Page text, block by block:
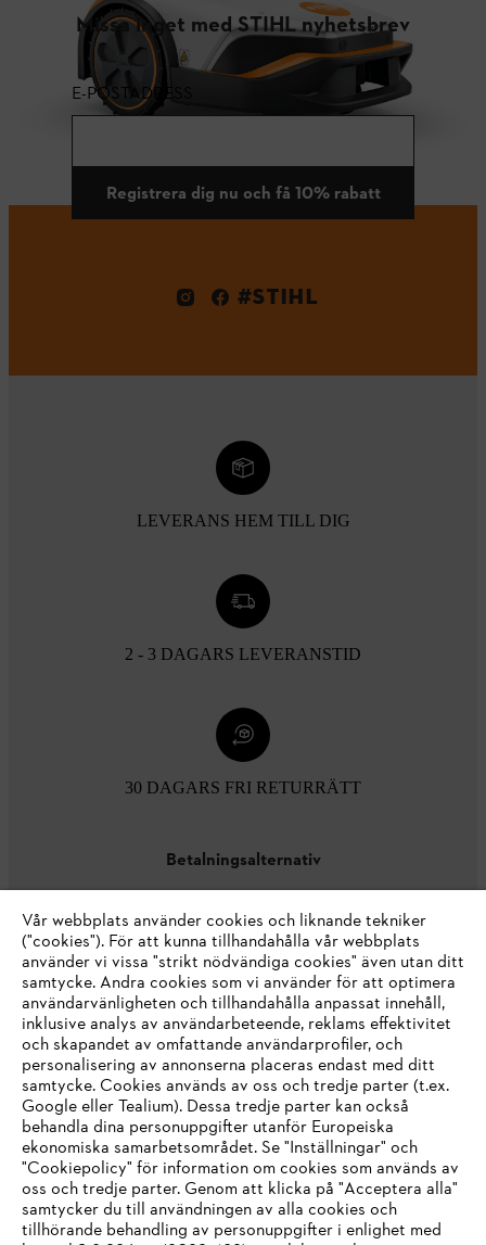
Missa inget med STIHL nyhetsbrev
E-POSTADRESS
Registrera dig nu och få 10% rabatt
#STIHL
LEVERANS HEM TILL DIG
2 - 3 DAGARS LEVERANSTID
30 DAGARS FRI RETURRÄTT
Betalningsalternativ
Företaget
STIHL FAQ
Service
Vår webbplats använder cookies och liknande tekniker
("cookies"). För att kunna tillhandahålla vår webbplats
använder vi vissa "strikt nödvändiga cookies" även utan ditt
samtycke. Andra cookies som vi använder för att optimera
användarvänligheten och tillhandahålla anpassat innehåll,
inklusive analys av användarbeteende, reklams effektivitet
och skapandet av omfattande användarprofiler, och
personalisering av annonserna placeras endast med ditt
samtycke. Cookies används av oss och tredje parter (t.ex.
Google eller Tealium). Dessa tredje parter kan också
behandla dina personuppgifter utanför Europeiska
ekonomiska samarbetsområdet. Se "Inställningar" och
"Cookiepolicy" för information om cookies som används av
oss och tredje parter. Genom att klicka på "Acceptera alla"
samtycker du till användningen av alla cookies och
tillhörande behandling av personuppgifter i enlighet med